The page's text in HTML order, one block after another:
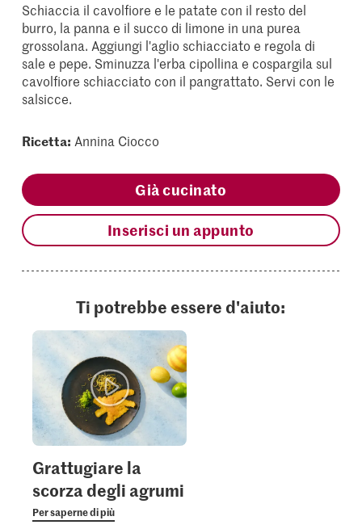
Schiaccia il cavolfiore e le patate con il resto del
burro, la panna e il succo di limone in una purea
grossolana. Aggiungi l'aglio schiacciato e regola di
sale e pepe. Sminuzza l'erba cipollina e cospargila sul
cavolfiore schiacciato con il pangrattato. Servi con le
salsicce.
Ricetta: Annina Ciocco
Già cucinato
Inserisci un appunto
Ti potrebbe essere d'aiuto:
Grattugiare la
scorza degli agrumi
Per saperne di più